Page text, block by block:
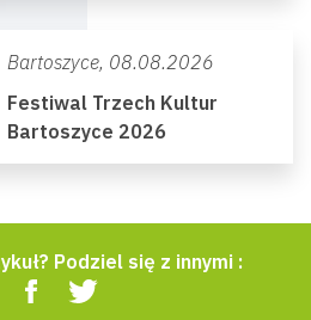
Bartoszyce, 08.08.2026
Festiwal Trzech Kultur
Bartoszyce 2026
Podziel się z innymi :